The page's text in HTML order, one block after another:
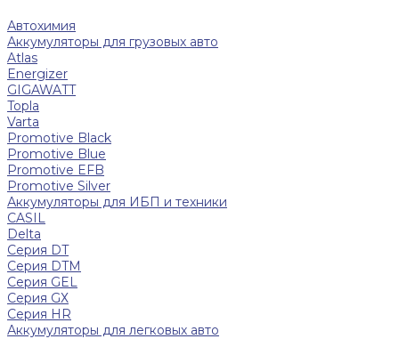
Автохимия
Аккумуляторы для грузовых авто
Atlas
Energizer
GIGAWATT
Topla
Varta
Promotive Black
Promotive Blue
Promotive EFB
Promotive Silver
Аккумуляторы для ИБП и техники
CASIL
Delta
Серия DT
Серия DTM
Серия GEL
Серия GХ
Серия HR
Аккумуляторы для легковых авто